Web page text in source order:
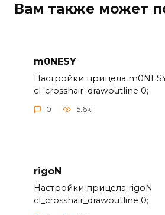
Вам также может
m0NESY
Настройки прицела
cl_crosshair_drawoutline 0;
0 5.6k.
rigoN
Настройки прицела rigoN
cl_crosshair_drawoutline 0;